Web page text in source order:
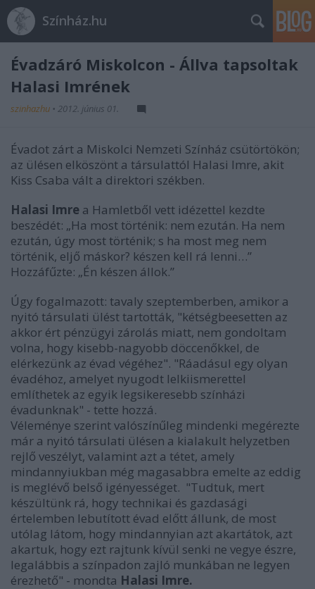
Színház.hu
Évadzáró Miskolcon - Állva tapsoltak
Halasi Imrének
szinhazhu • 2012. június 01.
Évadot zárt a Miskolci Nemzeti Színház csütörtökön;
az ülésen elköszönt a társulattól Halasi Imre, akit
Kiss Csaba vált a direktori székben.
Halasi Imre a Hamletből vett idézettel kezdte
beszédét: „Ha most történik: nem ezután. Ha nem
ezután, úgy most történik; s ha most meg nem
történik, eljő máskor? készen kell rá lenni…”
Hozzáfűzte: „Én készen állok.”
Úgy fogalmazott: tavaly szeptemberben, amikor a
nyitó társulati ülést tartották, "kétségbeesetten az
akkor ért pénzügyi zárolás miatt, nem gondoltam
volna, hogy kisebb-nagyobb döccenőkkel, de
elérkezünk az évad végéhez". "Ráadásul egy olyan
évadéhoz, amelyet nyugodt lelkiismerettel
említhetek az egyik legsikeresebb színházi
évadunknak" - tette hozzá.
Véleménye szerint valószínűleg mindenki megérezte
már a nyitó társulati ülésen a kialakult helyzetben
rejlő veszélyt, valamint azt a tétet, amely
mindannyiukban még magasabbra emelte az eddig
is meglévő belső igényességet. "Tudtuk, mert
készültünk rá, hogy technikai és gazdasági
értelemben lebutított évad előtt állunk, de most
utólag látom, hogy mindannyian azt akartátok, azt
akartuk, hogy ezt rajtunk kívül senki ne vegye észre,
legalábbis a színpadon zajló munkában ne legyen
érezhető" - mondta Halasi Imre.